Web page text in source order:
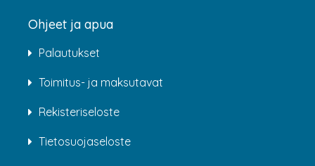
Ohjeet ja apua
Palautukset
Toimitus- ja maksutavat
Rekisteriseloste
Tietosuojaseloste